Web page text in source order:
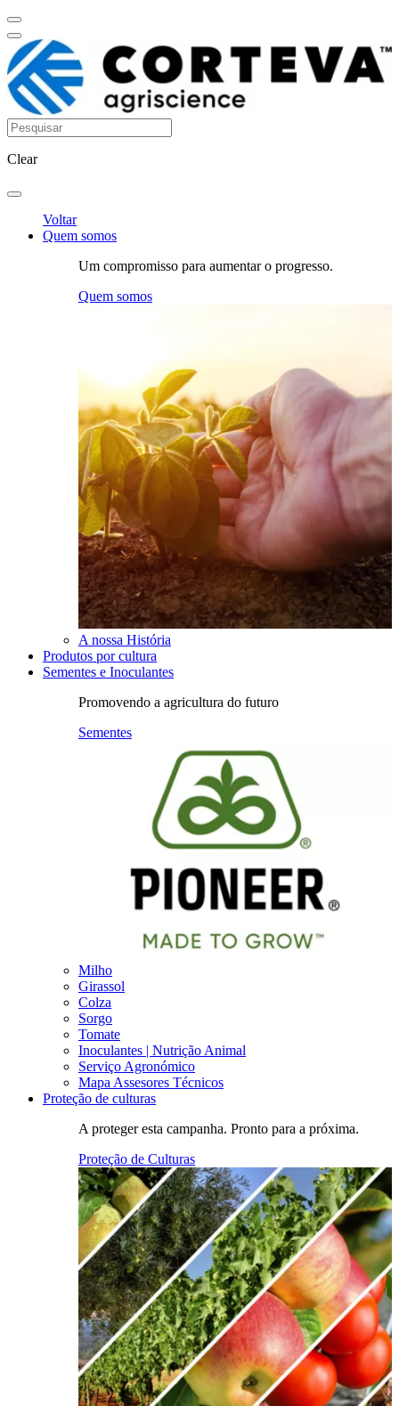
Clear
Voltar
Quem somos
Um compromisso para aumentar o progresso.
Quem somos
A nossa História
Produtos por cultura
Sementes e Inoculantes
Promovendo a agricultura do futuro
Sementes
Milho
Girassol
Colza
Sorgo
Tomate
Inoculantes | Nutrição Animal
Serviço Agronómico
Mapa Assesores Técnicos
Proteção de culturas
A proteger esta campanha. Pronto para a próxima.
Proteção de Culturas